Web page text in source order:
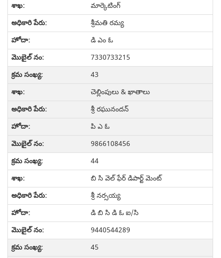
మార్కెటింగ్
శ్రీమతి రమ్య
డి ఎం ఓ
7330733215
43
చెల్లింపులు & ఖాతాలు
శ్రీ రఘునందన్
పి ఎ ఓ
9866108456
44
బి సి వెల్ ఫేర్ డిపార్ట్ మెంట్
శ్రీ నర్సయ్య
డి బి సి డి ఓ ఐ/సి
9440544289
45